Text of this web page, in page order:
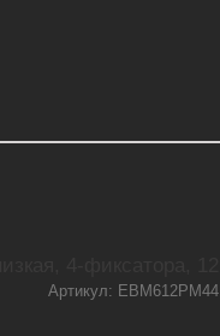
Артикул: EBM612PM44